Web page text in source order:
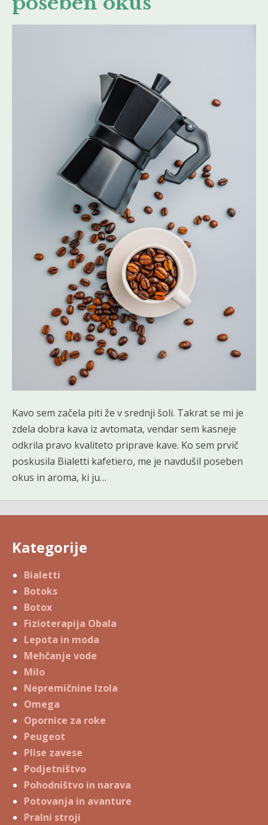
Kavo sem začela piti že v srednji šoli. Takrat se mi je
zdela dobra kava iz avtomata, vendar sem kasneje
odkrila pravo kvaliteto priprave kave. Ko sem prvič
poskusila Bialetti kafetiero, me je navdušil poseben
okus in aroma, ki ju…
Kategorije
Bialetti
Botoks
Botox
Fizioterapija Obala
Lepota in moda
Mehčanje vode
Milo
Nepremičnine Izola
Omega
Opornice za roke
Peugeot
Plise zavese
Podjetništvo
Pohodništvo in narava
Potovanja in avanture
Pralni stroji